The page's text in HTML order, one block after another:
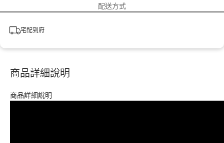
配送方式
宅配到府
商品詳細說明
商品詳細說明